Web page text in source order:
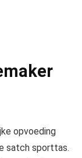
opvoeding
satch sporttas.